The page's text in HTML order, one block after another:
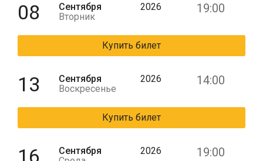
08
Сентября
Вторник
2026 19:00
Купить билет
13
Сентября
Воскресенье
2026 14:00
Купить билет
16
Сентября
2026 19:00